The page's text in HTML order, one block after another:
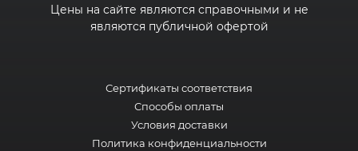
Цены на сайте являются справочными и не
являются публичной офертой
Сертификаты соответствия
Способы оплаты
Условия доставки
Политика конфиденциальности